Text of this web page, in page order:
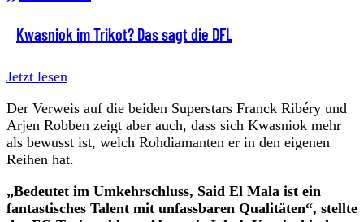
Kwasniok im Trikot? Das sagt die DFL
Jetzt lesen
Der Verweis auf die beiden Superstars Franck Ribéry und
Arjen Robben zeigt aber auch, dass sich Kwasniok mehr
als bewusst ist, welch Rohdiamanten er in den eigenen
Reihen hat.
„Bedeutet im Umkehrschluss, Said El Mala ist ein
fantastisches Talent mit unfassbaren Qualitäten“, stellte